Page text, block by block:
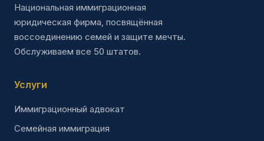
Национальная иммиграционная
юридическая фирма, посвящённая
воссоединению семей и защите мечты.
Обслуживаем все 50 штатов.
Услуги
Иммиграционный адвокат
Семейная иммиграция